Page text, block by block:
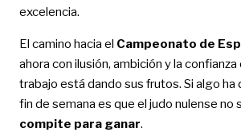
excelencia.
El camino hacia el Campeonato de
ahora con ilusión, ambición y la
trabajo está dando sus frutos. Si algo ha
fin de semana es que el judo nulense no
compite para ganar.